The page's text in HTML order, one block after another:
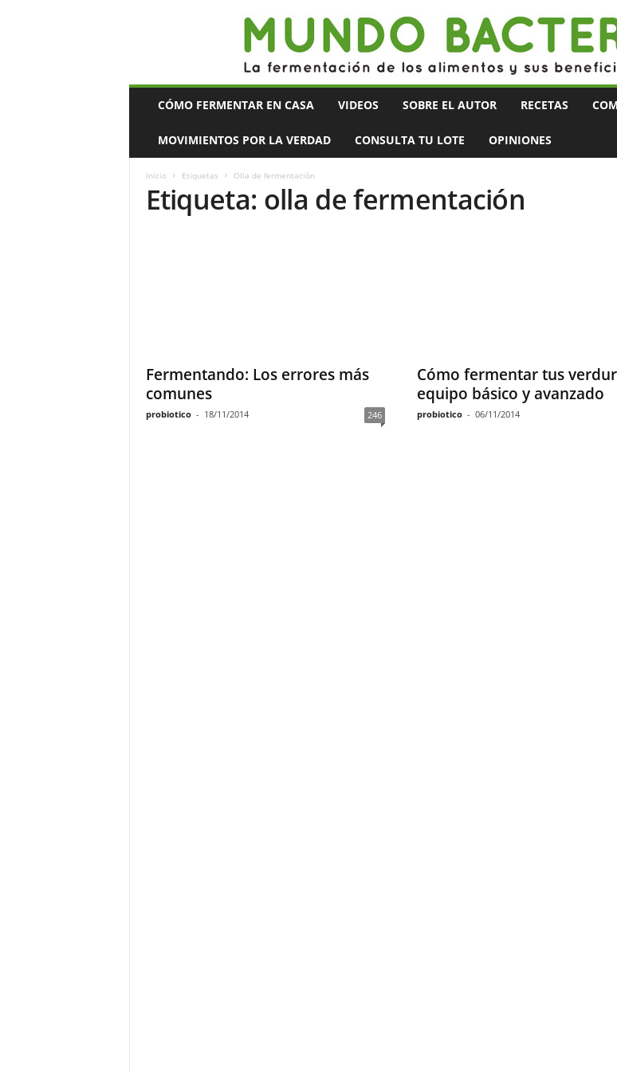
BacterianoCÓMO FERMENTAR EN CASA VIDEOS SOBRE EL AUTOR RECETAS
MOVIMIENTOS POR LA VERDAD CONSULTA TU LOTE OPINIONES
Inicio Etiquetas Olla de fermentación
Etiqueta: olla de fermentación
Fermentando: Los errores más
comunes
probiotico - 18/11/2014 246
Cómo fermentar tus
equipo básico y avanzado
probiotico - 06/11/2014